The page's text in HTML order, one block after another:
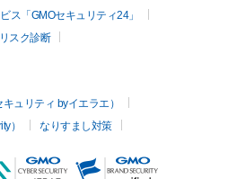
ス「GMOセキュリティ24」
スク診断
ュリティ byイエラエ）
）
なりすまし対策